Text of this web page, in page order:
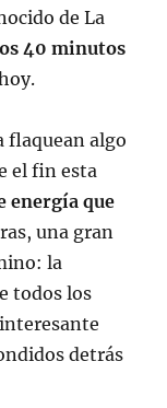
de La
40 minutos
flaquean algo
el fin esta
energía que
una gran
la
todos los
detrás